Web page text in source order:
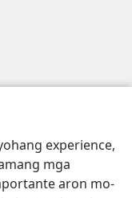
experience,
mga
aron mo-